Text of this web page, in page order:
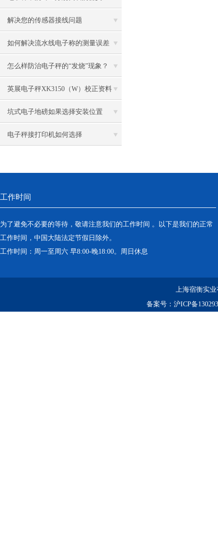
解决您的传感器接线问题
如何解决流水线电子称的测量误差
怎么样防治电子秤的“发烧”现象？
英展电子秤XK3150（W）校正资料
坑式电子地磅如果选择安装位置
电子秤接打印机如何选择
工作时间
为了避免不必要的等待，敬请注意我们的工作时间 。以下是我们的正常
工作时间，中国大陆法定节假日除外。
工作时间：周一至周六 早8:00-晚18:00。周日休息
上海宿衡实
备案号： 沪ICP备